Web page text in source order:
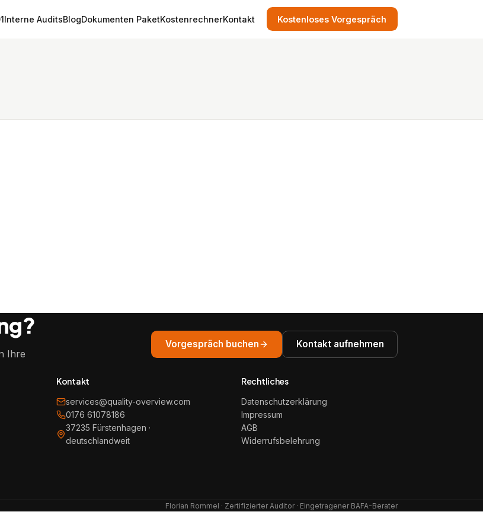
Interne AuditsBlogDokumenten PaketKostenrechnerKontakt Kostenloses Vorgespräch
Ihre
Vorgespräch buchen Kontakt aufnehmen
Kontakt
services@quality-overview.com
0176 61078186
37235 Fürstenhagen ·
deutschlandweit
Rechtliches
Datenschutzerklärung
Impressum
AGB
Widerrufsbelehrung
Florian Rommel · Zertifizierter Auditor · Eingetragener BAFA-Berater